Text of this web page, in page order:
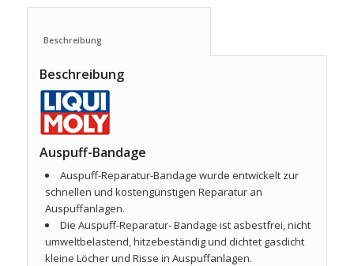
Beschreibung
Auspuff-Bandage
Auspuff-Reparatur-Bandage wurde entwickelt zur
schnellen und kostengünstigen Reparatur an
Auspuffanlagen.
Die Auspuff-Reparatur- Bandage ist asbestfrei, nicht
umweltbelastend, hitzebeständig und dichtet gasdicht
kleine Löcher und Risse in Auspuffanlagen.